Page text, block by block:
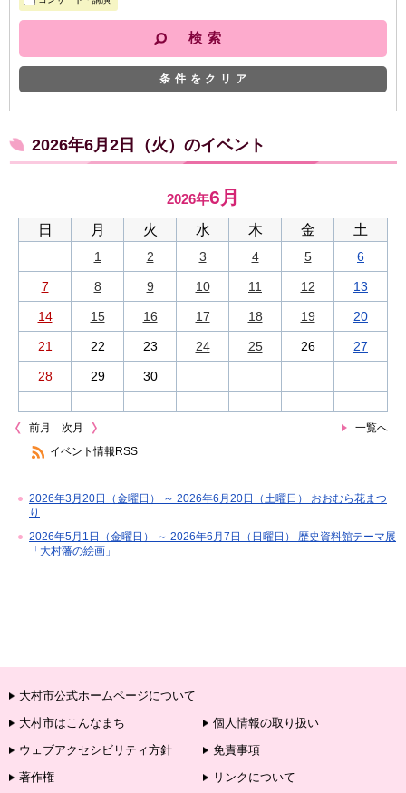
条件をクリア
2026年6月2日（火）のイベント
2026年6月
日 月 火 水 木 金 土
1 2 3 4 5 6
7 8 9 10 11 12 13
14 15 16 17 18 19 20
21 22 23 24 25 26 27
28 29 30
前月 一覧へ
次月
イベント情報RSS
2026年3月20日（金曜日） ～ 2026年6月20日（土曜日） おおむら花まつ
り
2026年5月1日（金曜日） ～ 2026年6月7日（日曜日） 歴史資料館テーマ展
「大村藩の絵画」
大村市公式ホームページについて
大村市はこんなまち
個人情報の取り扱い
ウェブアクセシビリティ方針
免責事項
著作権
リンクについて